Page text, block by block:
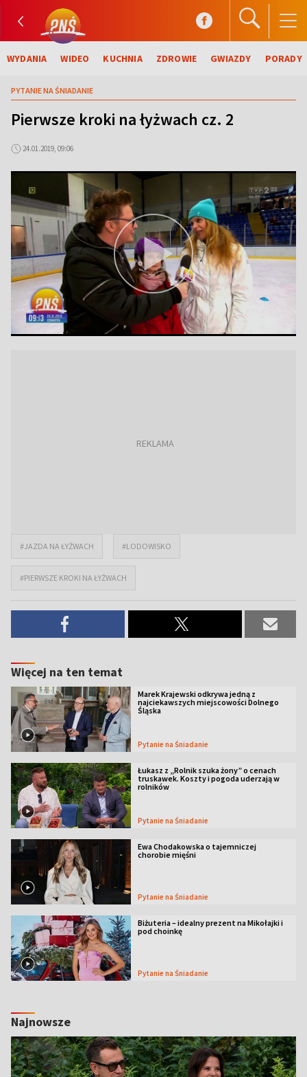
WYDANIA WIDEO KUCHNIA ZDROWIE GWIAZDY PORADY
PYTANIE NA ŚNIADANIE
Pierwsze kroki na łyżwach cz. 2
24.01.2019, 09:06
#JAZDA NA ŁYŻWACH #LODOWISKO
#PIERWSZE KROKI NA ŁYŻWACH
Więcej na ten temat
Marek Krajewski odkrywa jedną z
najciekawszych miejscowości Dolnego
Śląska
Pytanie na Śniadanie
Łukasz z „Rolnik szuka żony” o cenach
truskawek. Koszty i pogoda uderzają w
rolników
Pytanie na Śniadanie
Ewa Chodakowska o tajemniczej
chorobie mięśni
Pytanie na Śniadanie
Biżuteria – idealny prezent na Mikołajki i
pod choinkę
Pytanie na Śniadanie
Najnowsze